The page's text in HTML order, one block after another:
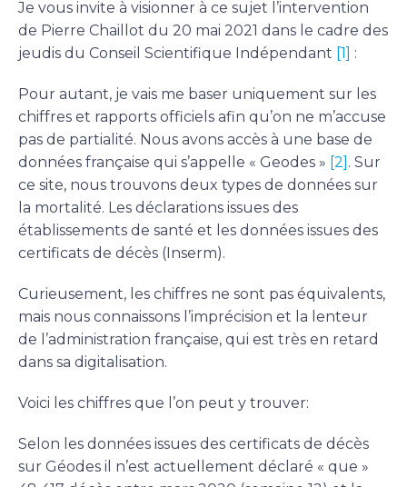
Je vous invite à visionner à ce sujet l’intervention
de Pierre Chaillot du 20 mai 2021 dans le cadre des
jeudis du Conseil Scientifique Indépendant [1] :
Pour autant, je vais me baser uniquement sur les
chiffres et rapports officiels afin qu’on ne m’accuse
pas de partialité. Nous avons accès à une base de
données française qui s’appelle « Geodes » [2] . Sur
ce site, nous trouvons deux types de données sur
la mortalité. Les déclarations issues des
établissements de santé et les données issues des
certificats de décès (Inserm).
Curieusement, les chiffres ne sont pas équivalents,
mais nous connaissons l’imprécision et la lenteur
de l’administration française, qui est très en retard
dans sa digitalisation.
Voici les chiffres que l’on peut y trouver:
Selon les données issues des certificats de décès
sur Géodes il n’est actuellement déclaré « que »